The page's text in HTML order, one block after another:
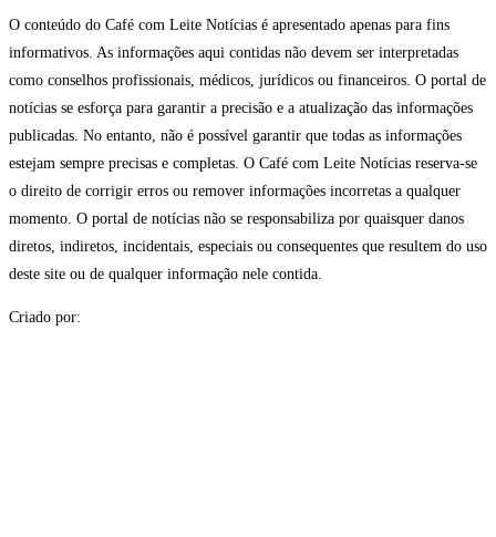
O conteúdo do Café com Leite Notícias é apresentado apenas para fins
informativos. As informações aqui contidas não devem ser interpretadas
como conselhos profissionais, médicos, jurídicos ou financeiros. O portal de
notícias se esforça para garantir a precisão e a atualização das informações
publicadas. No entanto, não é possível garantir que todas as informações
estejam sempre precisas e completas. O Café com Leite Notícias reserva-se
o direito de corrigir erros ou remover informações incorretas a qualquer
momento. O portal de notícias não se responsabiliza por quaisquer danos
diretos, indiretos, incidentais, especiais ou consequentes que resultem do uso
deste site ou de qualquer informação nele contida.
Criado por: